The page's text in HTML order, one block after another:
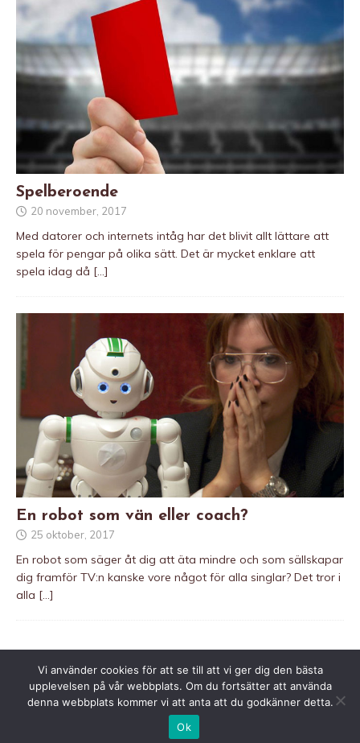
Spelberoende
20 november, 2017
Med datorer och internets intåg har det blivit allt lättare att
spela för pengar på olika sätt. Det är mycket enklare att
spela idag då […]
En robot som vän eller coach?
25 oktober, 2017
En robot som säger åt dig att äta mindre och som sällskapar
dig framför TV:n kanske vore något för alla singlar? Det tror i
alla […]
Kontakta PS
Copyright © 2026 | WordPress-tema av
Vi använder cookies för att se till att vi ger dig den bästa
upplevelsen på vår webbplats. Om du fortsätter att använda
denna webbplats kommer vi att anta att du godkänner detta.
Ok